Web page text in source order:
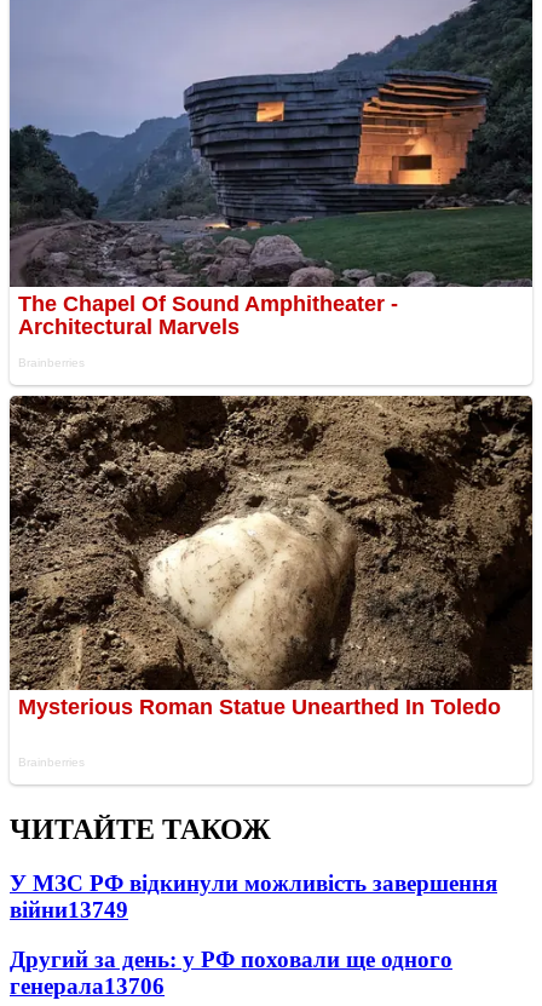
ЧИТАЙТЕ ТАКОЖ
У МЗС РФ відкинули можливість завершення
війни13749
Другий за день: у РФ поховали ще одного
генерала13706